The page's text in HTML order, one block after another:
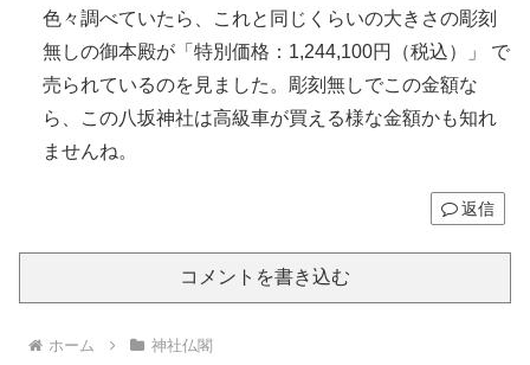
色々調べていたら、これと同じくらいの大きさの彫刻
無しの御本殿が「特別価格：1,244,100円（税込）」 で
売られているのを見ました。彫刻無しでこの金額な
ら、この八坂神社は高級車が買える様な金額かも知れ
ませんね。
返信
コメントを書き込む
ホーム 神社仏閣